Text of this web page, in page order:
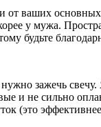
от ваших
у мужа.
будьте
зажечь
и не сильно
(это